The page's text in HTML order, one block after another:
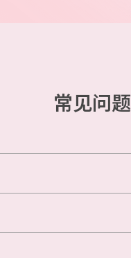
常见问题